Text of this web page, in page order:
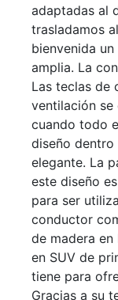
adaptadas al
trasladamos
bienvenida
amplia. La
Las teclas de
ventilación se
cuando todo
diseño dentro
elegante. La
este diseño
para ser
conductor
de madera
en SUV de
tiene para
Gracias a su